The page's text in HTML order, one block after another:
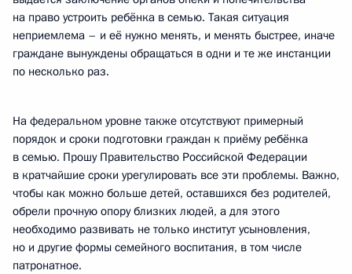
на право устроить ребёнка в семью. Такая ситуация
неприемлема – и её нужно менять, и менять быстрее, иначе
граждане вынуждены обращаться в одни и те же инстанции
по несколько раз.
На федеральном уровне также отсутствуют примерный
порядок и сроки подготовки граждан к приёму ребёнка
в семью. Прошу Правительство Российской Федерации
в кратчайшие сроки урегулировать все эти проблемы. Важно,
чтобы как можно больше детей, оставшихся без родителей,
обрели прочную опору близких людей, а для этого
необходимо развивать не только институт усыновления,
но и другие формы семейного воспитания, в том числе
патронатное.